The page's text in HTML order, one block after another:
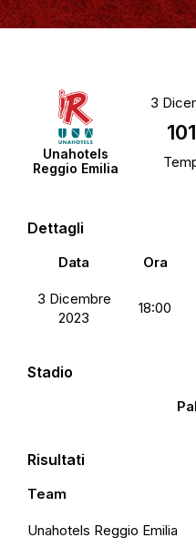
Unahotels
Reggio Emilia
3
101
Dettagli
Data Ora
3 Dicembre
2023
18:00
Stadio
Risultati
Team
Unahotels Reggio Emilia